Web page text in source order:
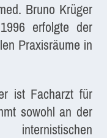
Bruno Krüger
erfolgte der
Praxisräume in
ist Facharzt für
sowohl an der